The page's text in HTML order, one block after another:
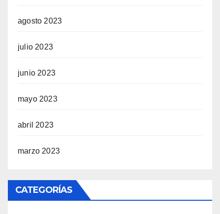
agosto 2023
julio 2023
junio 2023
mayo 2023
abril 2023
marzo 2023
CATEGORÍAS